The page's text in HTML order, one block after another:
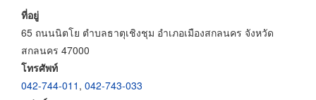
ที่อยู่
65 ถนนนิตโย ตำบลธาตุเชิงชุม อำเภอเมืองสกลนคร จังหวัด
สกลนคร 47000
โทรศัพท์
042-744-011 , 042-743-033